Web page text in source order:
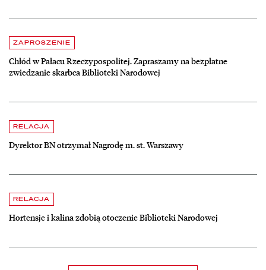
Aktualności
ZAPROSZENIE
Chłód w Pałacu Rzeczypospolitej. Zapraszamy na bezpłatne
zwiedzanie skarbca Biblioteki Narodowej
czytaj więcej o Chłód w Pałacu Rzeczypospolitej. Zapraszamy na
RELACJA
Dyrektor BN otrzymał Nagrodę m. st. Warszawy
czytaj więcej o Dyrektor BN otrzymał Nagrodę m. st. Warszawy
RELACJA
Hortensje i kalina zdobią otoczenie Biblioteki Narodowej
czytaj więcej o Hortensje i kalina zdobią otoczenie Biblioteki